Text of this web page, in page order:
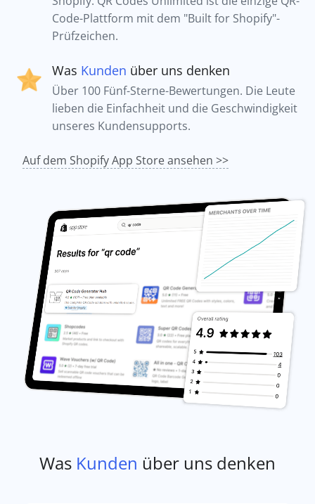
Code-Plattform mit dem "Built for Shopify"-
Prüfzeichen.
Was Kunden über uns denken
Über 100 Fünf-Sterne-Bewertungen. Die Leute
lieben die Einfachheit und die Geschwindigkeit
unseres Kundensupports.
Auf dem Shopify App Store ansehen >>
Was Kunden über uns denken